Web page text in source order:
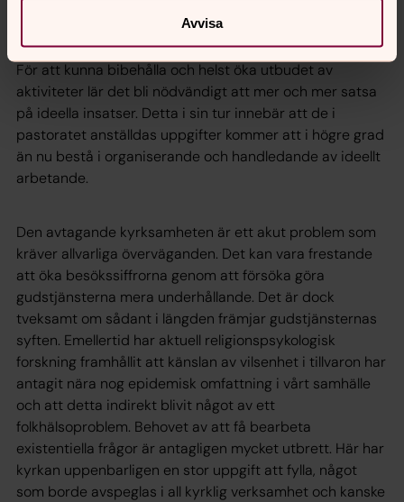
Avvisa
god kvalitet både till kyrkotillhöriga och icke-
För att kunna bibehålla och helst öka utbudet av
aktiviteter lär det bli nödvändigt att mer och mer satsa
på ideella insatser. Detta i sin tur innebär att de i
pastoratet anställdas uppgifter kommer att i högre grad
än nu bestå i organiserande och handledande av ideellt
arbetande.
Den avtagande kyrksamheten är ett akut problem som
kräver allvarliga överväganden. Det kan vara frestande
att öka besökssiffrorna genom att försöka göra
gudstjänsterna mera underhållande. Det är dock
tveksamt om sådant i längden främjar gudstjänsternas
syften. Emellertid har aktuell religionspsykologisk
forskning framhållit att känslan av vilsenhet i tillvaron har
antagit nära nog epidemisk omfattning i vårt samhälle
och att detta indirekt blivit något av ett
folkhälsoproblem. Behovet av att få bearbeta
existentiella frågor är antagligen mycket utbrett. Här har
kyrkan uppenbarligen en stor uppgift att fylla, något
som borde avspeglas i all kyrklig verksamhet och kanske